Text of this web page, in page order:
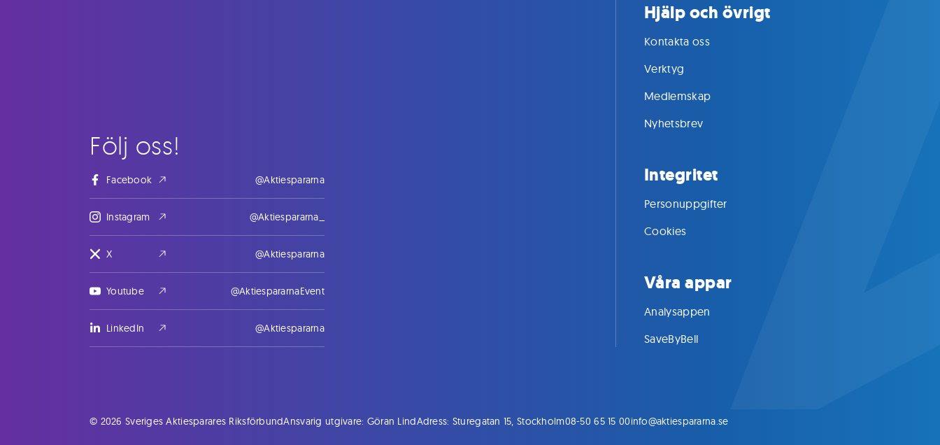
Följ oss!
Facebook @Aktiespararna
Instagram @Aktiespararna_
X @Aktiespararna
Youtube @AktiespararnaEvent
LinkedIn @Aktiespararna
Hjälp och övrigt
Kontakta oss
Verktyg
Medlemskap
Nyhetsbrev
Integritet
Personuppgifter
Cookies
Våra appar
Analysappen
SaveByBell
© 2026 Sveriges Aktiesparares RiksförbundAnsvarig utgivare: Göran LindAdress: Sturegatan 15, Stockholm08-50 65 15 00info@aktiespararna.se